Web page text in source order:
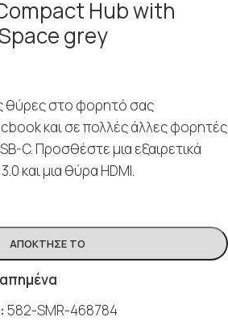
Hub with
grey
θύρες στο φορητό σας
και σε πολλές άλλες φορητές
C. Προσθέστε μια εξαιρετικά
και μια θύρα HDMI.
ΑΠΌΚΤΗΣΈ ΤΟ
582-SMR-468784